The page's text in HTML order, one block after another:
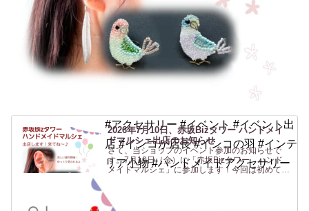
2026年7月10日、赤坂Bizタワー ハンドメイ
ドマルシェ出店のお知らせ
さて、当ショップのイベント参加のお知らせで
す。7月10日（金）に「赤坂Bizタワー ハンド
メイドマルシェ」に参加します！今回は初めての
たことがない「赤坂...
#アクセサリー #イベント #イベント出
店 #インコが店長 #インコの羽 #インテ
リア小物 #ハンドメイドアクセサリー